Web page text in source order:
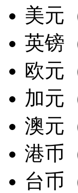
美元
英镑
欧元
加元
澳元
港币
台币